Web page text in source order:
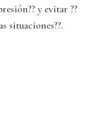
y evitar ??
situaciones??.